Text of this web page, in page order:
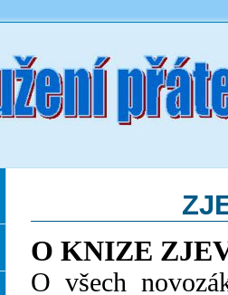
O KNIZE
O všech